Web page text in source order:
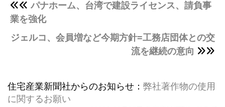
パナホーム、台湾で建設ライセンス、請負事
業を強化
ジェルコ、会員増など今期方針=工務店団体との交
流を継続の意向
住宅産業新聞社からのお知らせ： 弊社著作物の使用
に関するお願い